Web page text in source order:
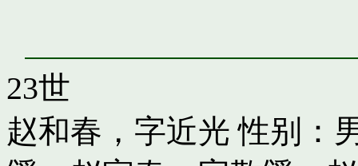
23世
赵和春，字近光 性别：